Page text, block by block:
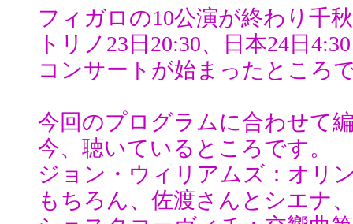
フィガロの10公演が終わり千
トリノ23日20:30、日本24日
コンサートが始まったところ
今回のプログラムに合わせて
今、聴いているところです。
ジョン・ウィリアムズ：オリ
もちろん、佐渡さんとシエナ